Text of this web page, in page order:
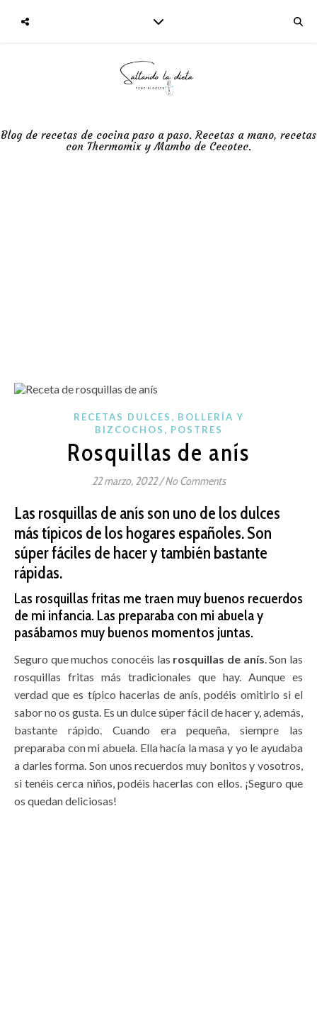
Blog de recetas de cocina paso a paso. Recetas a mano, recetas
con Thermomix y Mambo de Cecotec.
RECETAS DULCES , BOLLERÍA Y
BIZCOCHOS , POSTRES
Rosquillas de anís
22 marzo, 2022/No Comments
Las rosquillas de anís son uno de los dulces
más típicos de los hogares españoles. Son
súper fáciles de hacer y también bastante
rápidas.
Las rosquillas fritas me traen muy buenos recuerdos
de mi infancia. Las preparaba con mi abuela y
pasábamos muy buenos momentos juntas.
Seguro que muchos conocéis las rosquillas de anís. Son las
rosquillas fritas más tradicionales que hay. Aunque es
verdad que es típico hacerlas de anís, podéis omitirlo si el
sabor no os gusta. Es un dulce súper fácil de hacer y, además,
bastante rápido. Cuando era pequeña, siempre las
preparaba con mi abuela. Ella hacía la masa y yo le ayudaba
a darles forma. Son unos recuerdos muy bonitos y vosotros,
si tenéis cerca niños, podéis hacerlas con ellos. ¡Seguro que
os quedan deliciosas!